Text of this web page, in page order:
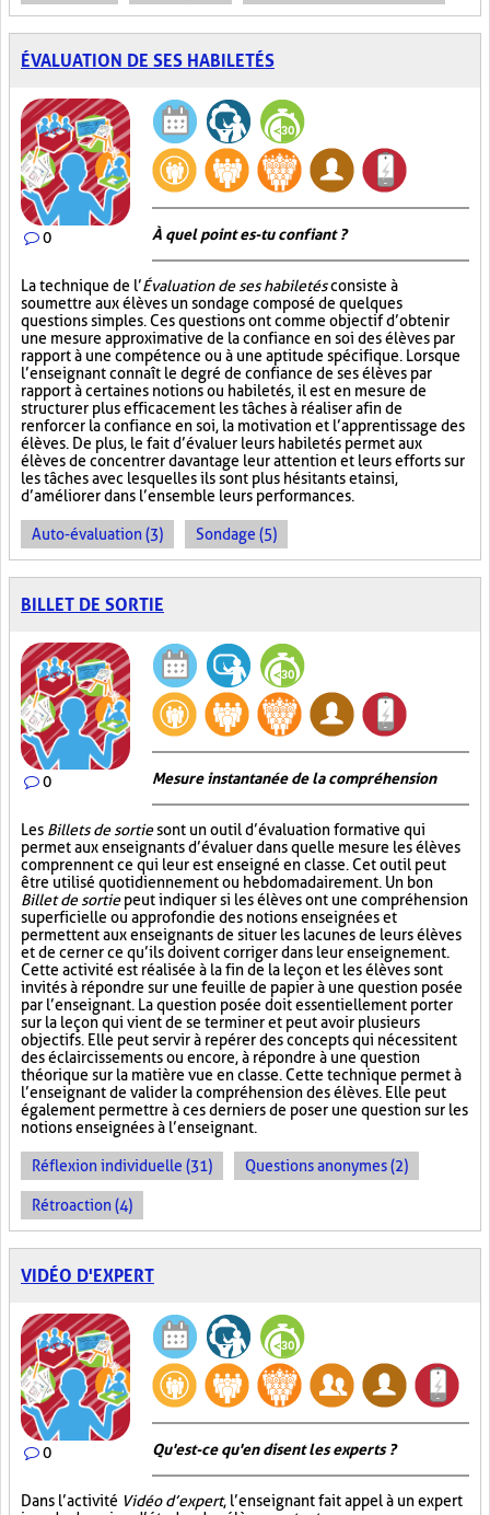
ÉVALUATION DE SES HABILETÉS
0 À quel point es-tu confiant ?
La technique de l’Évaluation de ses habiletésconsiste à
soumettre aux élèves un sondage composé de quelques
questions simples. Ces questions ont comme objectif d’obtenir
une mesure approximative de la confiance en soi des élèves par
rapport à une compétence ou à une aptitude spécifique. Lorsque
l’enseignant connaît le degré de confiance de ses élèves par
rapport à certaines notions ou habiletés, il est en mesure de
structurer plus efficacement les tâches à réaliser afin de
renforcer la confiance en soi, la motivation et l’apprentissage des
élèves. De plus, le fait d’évaluer leurs habiletés permet aux
élèves de concentrer davantage leur attention et leurs efforts sur
les tâches avec lesquelles ils sont plus hésitants et ainsi,
d’améliorer dans l’ensemble leurs performances.
Auto-évaluation (3) Sondage (5)
BILLET DE SORTIE
0 Mesure instantanée de la compréhension
Les Billets de sortiesont un outil d’évaluation formative qui
permet aux enseignants d’évaluer dans quelle mesure les élèves
comprennent ce qui leur est enseigné en classe. Cet outil peut
être utilisé quotidiennement ou hebdomadairement. Un bon
Billet de sortiepeut indiquer si les élèves ont une compréhension
superficielle ou approfondie des notions enseignées et
permettent aux enseignants de situer les lacunes de leurs élèves
et de cerner ce qu’ils doivent corriger dans leur enseignement.
Cette activité est réalisée à la fin de la leçon et les élèves sont
invités à répondre sur une feuille de papier à une question posée
par l’enseignant. La question posée doit essentiellement porter
sur la leçon qui vient de se terminer et peut avoir plusieurs
objectifs. Elle peut servir à repérer des concepts qui nécessitent
des éclaircissements ou encore, à répondre à une question
théorique sur la matière vue en classe. Cette technique permet à
l’enseignant de valider la compréhension des élèves. Elle peut
également permettre à ces derniers de poser une question sur les
notions enseignées à l’enseignant.
Réflexion individuelle (31) Questions anonymes (2)
Rétroaction (4)
VIDÉO D'EXPERT
0 Qu'est-ce qu'en disent les experts ?
Dans l’activité Vidéo d’expert, l’enseignant fait appel à un expert